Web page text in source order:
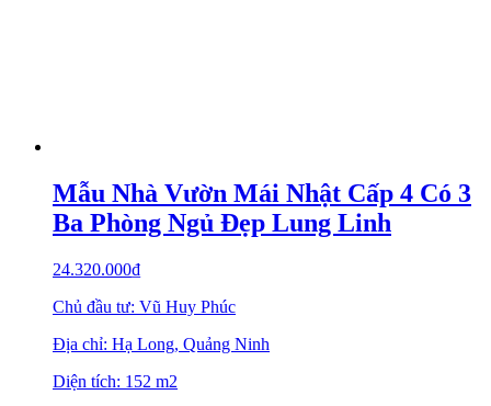
Mẫu Nhà Vườn Mái Nhật Cấp 4 Có 3
Ba Phòng Ngủ Đẹp Lung Linh
24.320.000₫
Chủ đầu tư: Vũ Huy Phúc
Địa chỉ: Hạ Long, Quảng Ninh
Diện tích: 152 m2